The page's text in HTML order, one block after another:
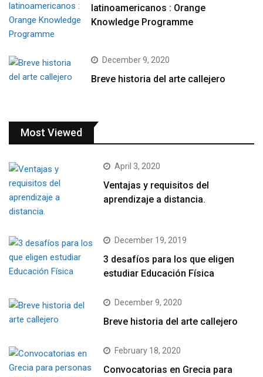
latinoamericanos : Orange
Knowledge Programme
December 9, 2020
Breve historia del arte callejero
Most Viewed
April 3, 2020
Ventajas y requisitos del
aprendizaje a distancia.
December 19, 2019
3 desafíos para los que eligen
estudiar Educación Física
December 9, 2020
Breve historia del arte callejero
February 18, 2020
Convocatorias en Grecia para